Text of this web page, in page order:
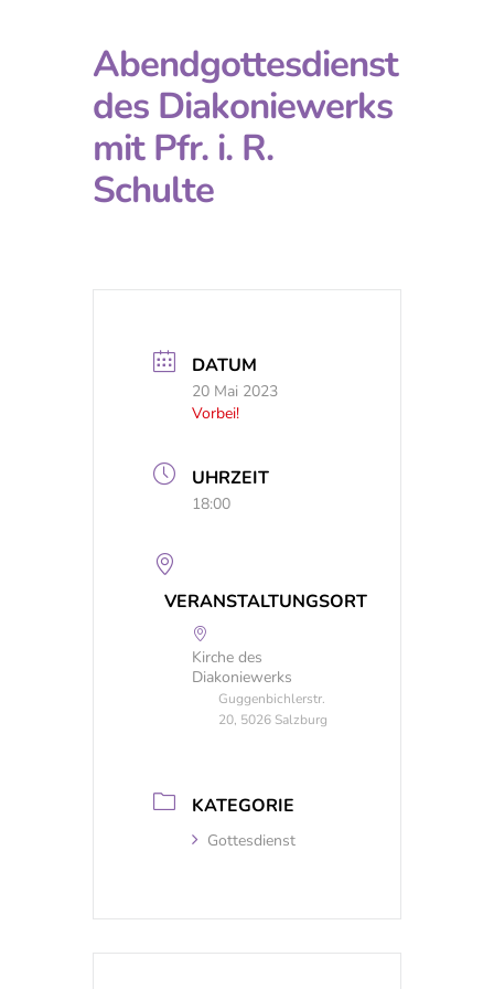
Abendgottesdienst
des Diakoniewerks
mit Pfr. i. R.
Schulte
DATUM
20 Mai 2023
Vorbei!
UHRZEIT
18:00
VERANSTALTUNGSORT
Kirche des
Diakoniewerks
Guggenbichlerstr.
20, 5026 Salzburg
KATEGORIE
Gottesdienst